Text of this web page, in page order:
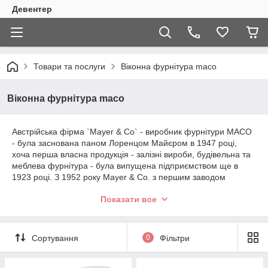
Девентер
Товари та послуги Віконна фурнітура maco
Віконна фурнітура maco
Австрійська фірма `Mayer & Co` - виробник фурнітури МАСО
- була заснована паном Лоренцом Майєром в 1947 році,
хоча перша власна продукція - залізні вироби, будівельна та
меблева фурнітура - була випущена підприємством ще в
1923 році. З 1952 року Mayer & Co. з першим заводом
спеціалізується на виробництві поворотно-відкидний
конструкцію фурнітури для поворотно-відкидного вікна, яка
визначила розвиток фірми на довгі роки вперед. З 1994 року
є володарем сертифікату якості DIN ISO 9001.
Показати все
Сортування 0 Фільтри